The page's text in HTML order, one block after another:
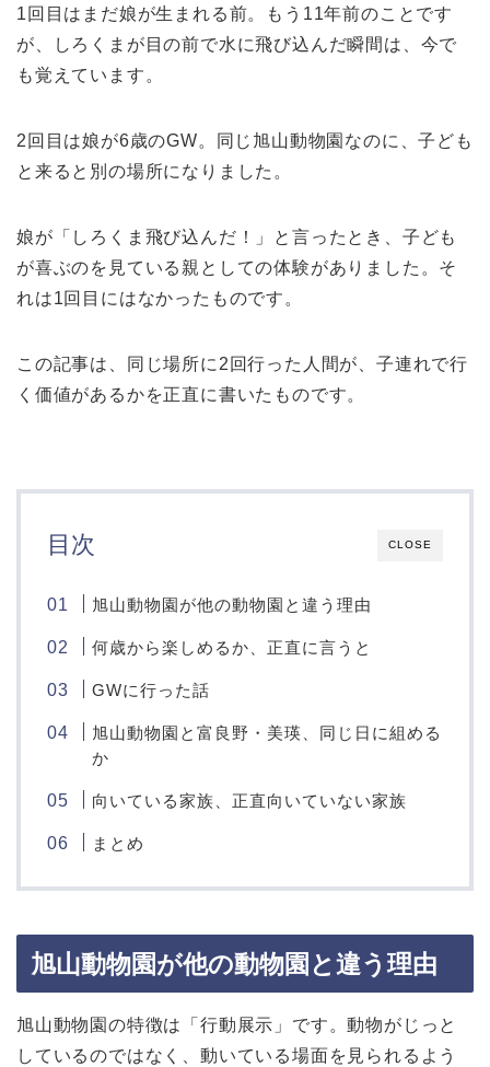
1回目はまだ娘が生まれる前。もう11年前のことです
が、しろくまが目の前で水に飛び込んだ瞬間は、今で
も覚えています。
2回目は娘が6歳のGW。同じ旭山動物園なのに、子ども
と来ると別の場所になりました。
娘が「しろくま飛び込んだ！」と言ったとき、子ども
が喜ぶのを見ている親としての体験がありました。そ
れは1回目にはなかったものです。
この記事は、同じ場所に2回行った人間が、子連れで行
く価値があるかを正直に書いたものです。
CLOSE
目次
旭山動物園が他の動物園と違う理由
何歳から楽しめるか、正直に言うと
GWに行った話
旭山動物園と富良野・美瑛、同じ日に組める
か
向いている家族、正直向いていない家族
まとめ
旭山動物園が他の動物園と違う理由
旭山動物園の特徴は「行動展示」です。動物がじっと
しているのではなく、動いている場面を見られるよう